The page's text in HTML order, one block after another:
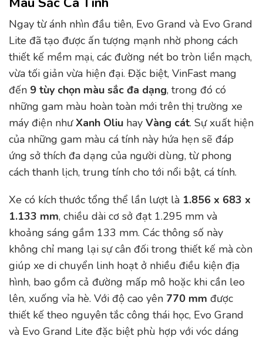
Ngay từ ánh nhìn đầu tiên, Evo Grand và Evo Grand
Lite đã tạo được ấn tượng mạnh nhờ phong cách
thiết kế mềm mại, các đường nét bo tròn liền mạch,
vừa tối giản vừa hiện đại. Đặc biệt, VinFast mang
đến 9 tùy chọn màu sắc đa dạng, trong đó có
những gam màu hoàn toàn mới trên thị trường xe
máy điện như Xanh Oliu hay Vàng cát. Sự xuất hiện
của những gam màu cá tính này hứa hẹn sẽ đáp
ứng sở thích đa dạng của người dùng, từ phong
cách thanh lịch, trung tính cho tới nổi bật, cá tính.
Xe có kích thước tổng thể lần lượt là 1.856 x 683 x
1.133 mm, chiều dài cơ sở đạt 1.295 mm và
khoảng sáng gầm 133 mm. Các thông số này
không chỉ mang lại sự cân đối trong thiết kế mà còn
giúp xe di chuyển linh hoạt ở nhiều điều kiện địa
hình, bao gồm cả đường mấp mô hoặc khi cần leo
lên, xuống vỉa hè. Với độ cao yên 770 mm được
thiết kế theo nguyên tắc công thái học, Evo Grand
và Evo Grand Lite đặc biệt phù hợp với vóc dáng